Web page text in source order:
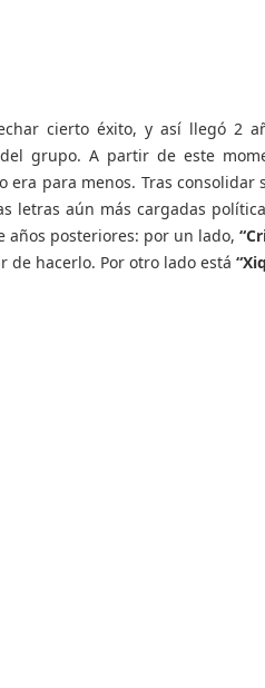
cierto éxito, y así llegó 2
grupo. A partir de este
era para menos. Tras
letras aún más cargadas
años posteriores: por un lado,
de hacerlo. Por otro lado está